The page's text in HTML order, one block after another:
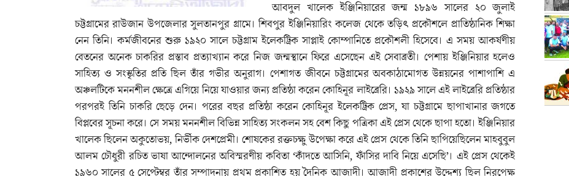
আবদুল খালেক ইঞ্জিনিয়ারের জন্ম ১৮৯৬ সালের ২০ জুলাই
চট্টগ্রামের রাউজান উপজেলার সুলতানপুর গ্রামে। শিবপুর ইঞ্জিনিয়ারিং কলেজ থেকে তড়িৎ প্রকৌশলে প্রাতিষ্ঠানিক শিক্ষা
নেন তিনি। কর্মজীবনের শুরু ১৯২০ সালে চট্টগ্রাম ইলেকট্রিক সাপ্লাই কোম্পানিতে প্রকৌশলী হিসেবে। এ সময় আকর্ষণীয়
বেতনের অনেক চাকরির প্রস্তাব প্রত্যাখ্যান করে নিজ জন্মস্থানে ফিরে এসেছেন এই সেবাব্রতী। পেশায় ইঞ্জিনিয়ার হলেও
সাহিত্য ও সংস্কৃতির প্রতি ছিল তাঁর গভীর অনুরাগ। পেশাগত জীবনে চট্টগ্রামের অবকাঠামোগত উন্নয়নের পাশাপাশি এ
অঞ্চলটিকে মননশীল ক্ষেত্রে এগিয়ে নিয়ে যাওয়ার জন্য প্রতিষ্ঠা করেন কোহিনূর লাইব্রেরি। ১৯২৯ সালে এই লাইব্রেরি প্রতিষ্ঠার
পরপরই তিনি চাকরি ছেড়ে দেন। পরের বছর প্রতিষ্ঠা করেন কোহিনূর ইলেকট্রিক প্রেস, যা চট্টগ্রামে ছাপাখানার জগতে
বিপ্লবের সূচনা করে। সে সময় মননশীল বিভিন্ন সাহিত্য সংকলন সহ বেশ কিছু পত্রিকা এই প্রেস থেকে ছাপা হতো। ইঞ্জিনিয়ার
খালেক ছিলেন অকুতোভয়, নির্ভীক দেশপ্রেমী। শোষকের রক্তচক্ষু উপেক্ষা করে এই প্রেস থেকে তিনি ছাপিয়েছিলেন মাহবুবুল
আলম চৌধুরী রচিত ভাষা আন্দোলনের অবিস্মরণীয় কবিতা ‘কাঁদতে আসিনি, ফাঁসির দাবি নিয়ে এসেছি’। এই প্রেস থেকেই
১৯৬০ সালের ৫ সেপ্টেম্বর তাঁর সম্পাদনায় প্রথম প্রকাশিত হয় দৈনিক আজাদী। আজাদী প্রকাশের উদ্দেশ্য ছিল নিরপেক্ষ